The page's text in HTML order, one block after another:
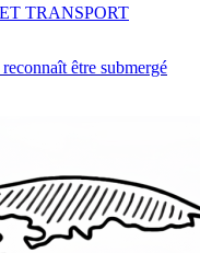
être submergé
TRANSPORT